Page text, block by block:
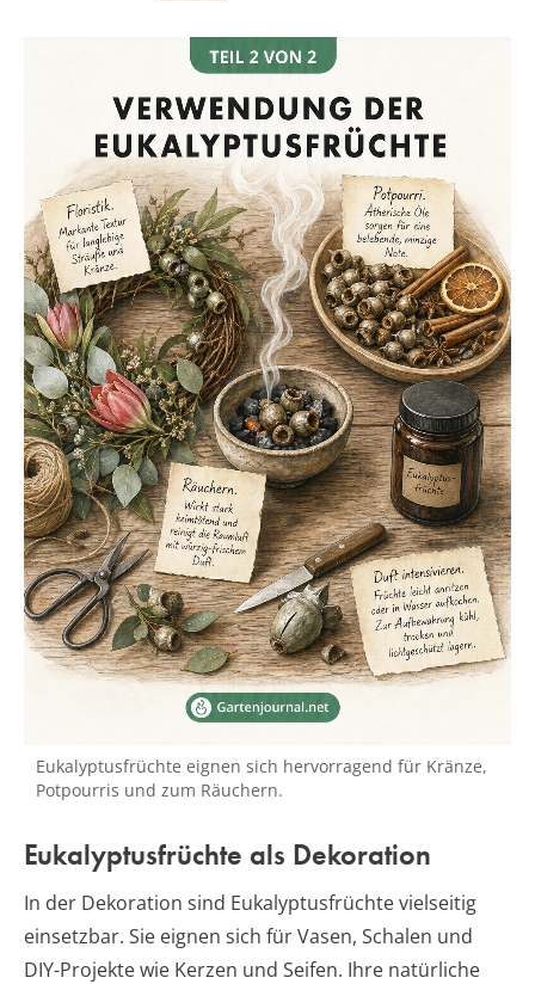
Eukalyptusfrüchte eignen sich hervorragend für Kränze,
Potpourris und zum Räuchern.
Eukalyptusfrüchte als Dekoration
In der Dekoration sind Eukalyptusfrüchte vielseitig
einsetzbar. Sie eignen sich für Vasen, Schalen und
DIY-Projekte wie Kerzen und Seifen. Ihre natürliche